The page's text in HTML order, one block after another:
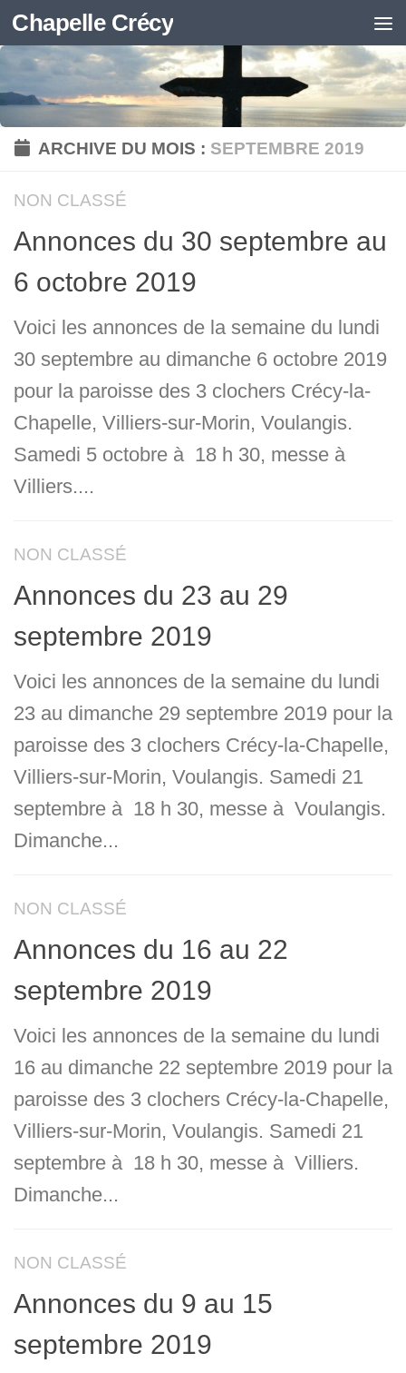
Skip to content
Chapelle Crécy
ARCHIVE DU MOIS : SEPTEMBRE 2019
NON CLASSÉ
Annonces du 30 septembre au
6 octobre 2019
Voici les annonces de la semaine du lundi
30 septembre au dimanche 6 octobre 2019
pour la paroisse des 3 clochers Crécy-la-
Chapelle, Villiers-sur-Morin, Voulangis.
Samedi 5 octobre à 18 h 30, messe à
Villiers....
NON CLASSÉ
Annonces du 23 au 29
septembre 2019
Voici les annonces de la semaine du lundi
23 au dimanche 29 septembre 2019 pour la
paroisse des 3 clochers Crécy-la-Chapelle,
Villiers-sur-Morin, Voulangis. Samedi 21
septembre à 18 h 30, messe à Voulangis.
Dimanche...
NON CLASSÉ
Annonces du 16 au 22
septembre 2019
Voici les annonces de la semaine du lundi
16 au dimanche 22 septembre 2019 pour la
paroisse des 3 clochers Crécy-la-Chapelle,
Villiers-sur-Morin, Voulangis. Samedi 21
septembre à 18 h 30, messe à Villiers.
Dimanche...
NON CLASSÉ
Annonces du 9 au 15
septembre 2019